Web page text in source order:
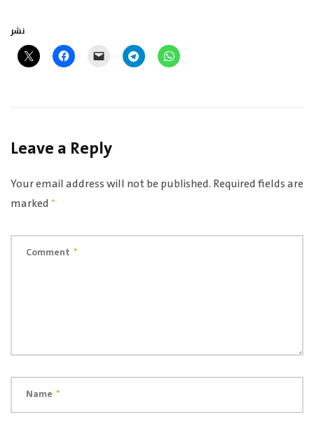
نشر
Leave a Reply
Your email address will not be published. Required fields are
marked*
Comment *
Name *